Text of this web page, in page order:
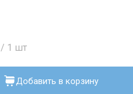
характеристики, габариты, внешний
на последних доступных
за собой право изменить
продавца. Предложение
/ 1 шт
Добавить в корзину